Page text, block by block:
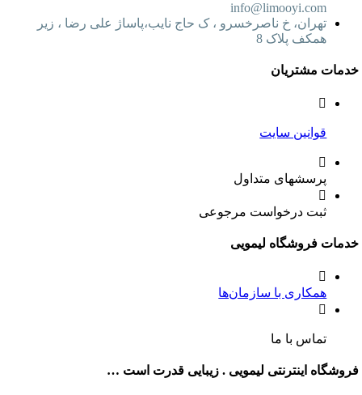
info@limooyi.com
تهران، خ ناصرخسرو ، ک حاج نایب،پاساژ علی رضا ، زیر
همکف پلاک 8
خدمات مشتریان
قوانین سایت
پرسشهای متداول
ثبت درخواست مرجوعی
خدمات فروشگاه لیمویی
همکاری با سازمان‌ها
تماس با ما
فروشگاه اینترنتی لیمویی . زیبایی قدرت است …